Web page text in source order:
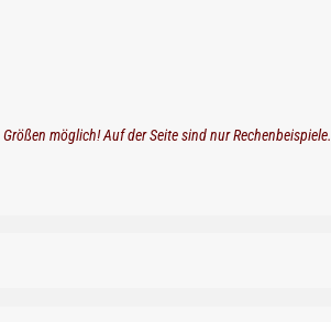
möglich! Auf der Seite sind nur Rechenbeispiele.